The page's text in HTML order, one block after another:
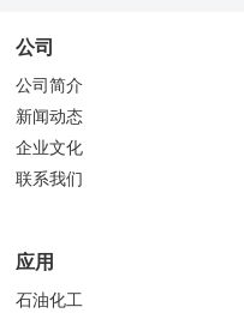
公司
公司简介
新闻动态
企业文化
联系我们
应用
石油化工